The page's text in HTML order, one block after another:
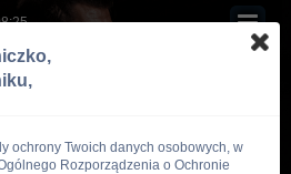
ochrony Twoich danych osobowych, w
Rozporządzenia o Ochronie